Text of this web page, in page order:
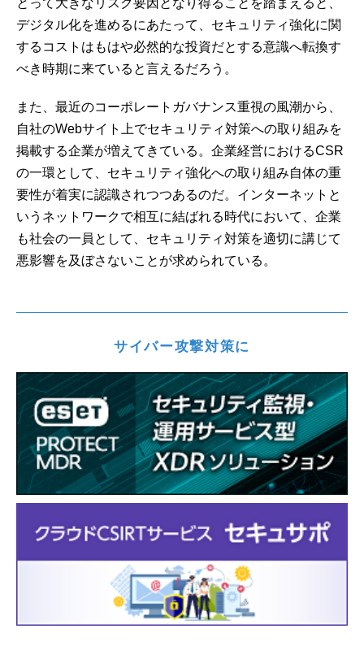
デジタル化を進めるにあたって、セキュリティ強化に関
するコストはもはや必然的な投資だとする意識へ転換す
べき時期に来ていると言えるだろう。
また、最近のコーポレートガバナンス重視の風潮から、
自社のWebサイト上でセキュリティ対策への取り組みを
掲載する企業が増えてきている。企業経営におけるCSR
の一環として、セキュリティ強化への取り組み自体の重
要性が着実に認識されつつあるのだ。インターネットと
いうネットワークで相互に結ばれる時代において、企業
も社会の一員として、セキュリティ対策を適切に講じて
悪影響を及ぼさないことが求められている。
サイバー攻撃対策に